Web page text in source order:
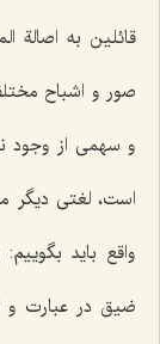
قائلین به اصالة
صور و اشباح
و سهمی از وجود
است، لغتی دیگر
واقع باید بگوییم:
ضیق در عبارت و